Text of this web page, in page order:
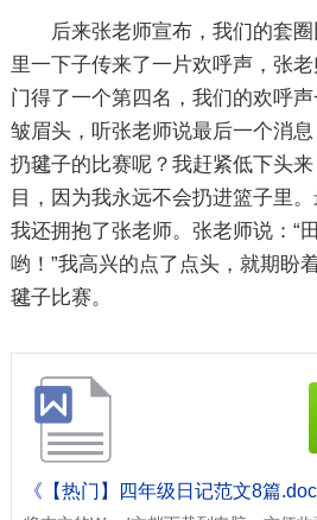
后来张老师宣布，我们的套
里一下子传来了一片欢呼声，张
门得了一个第四名，我们的欢呼
皱眉头，听张老师说最后一个消
扔毽子的比赛呢？我赶紧低下头
目，因为我永远不会扔进篮子里
我还拥抱了张老师。张老师说：“
哟！”我高兴的点了点头，就期盼
毽子比赛。
《【热门】四年级日记范文8篇.doc